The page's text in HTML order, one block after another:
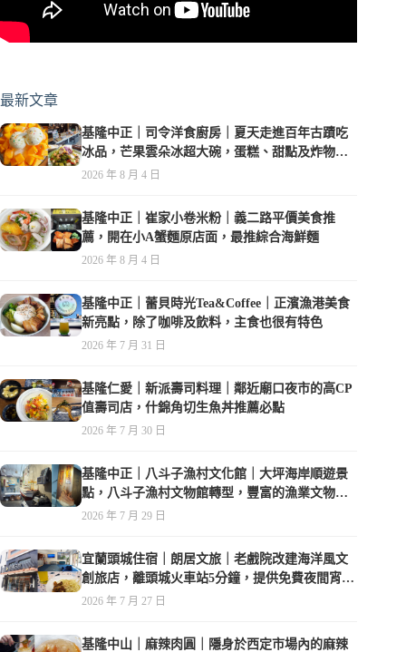
最新文章
基隆中正｜司令洋食廚房｜夏天走進百年古蹟吃
冰品，芒果雲朵冰超大碗，蛋糕、甜點及炸物都
在水準之上
2026 年 8 月 4 日
基隆中正｜崔家小卷米粉｜義二路平價美食推
薦，開在小A蟹麵原店面，最推綜合海鮮麵
2026 年 8 月 4 日
基隆中正｜蕾貝時光Tea&Coffee｜正濱漁港美食
新亮點，除了咖啡及飲料，主食也很有特色
2026 年 7 月 31 日
基隆仁愛｜新派壽司料理｜鄰近廟口夜市的高CP
值壽司店，什錦角切生魚丼推薦必點
2026 年 7 月 30 日
基隆中正｜八斗子漁村文化館｜大坪海岸順遊景
點，八斗子漁村文物館轉型，豐富的漁業文物，
值得走訪
2026 年 7 月 29 日
宜蘭頭城住宿｜朗居文旅｜老戲院改建海洋風文
創旅店，離頭城火車站5分鐘，提供免費夜間宵
夜，親子遊戲空間
2026 年 7 月 27 日
基隆中山｜麻辣肉圓｜隱身於西定市場內的麻辣